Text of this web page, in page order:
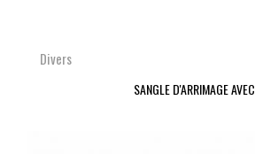
Divers
SANGLE D'ARRIMAGE AVEC...